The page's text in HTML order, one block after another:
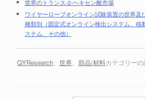
世界のトランス-2-ヘキセン酸市場
ワイヤーロープオンライン試験装置の世界及
種類別（固定式オンライン検出システム、移
ステム、その他）
QYResearch、 世界、 部品/材料カテゴリー